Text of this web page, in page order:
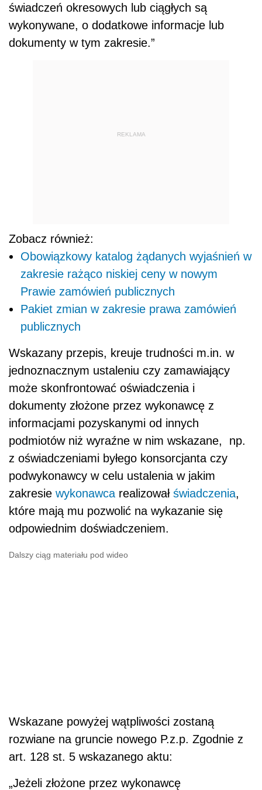
świadczeń okresowych lub ciągłych są
wykonywane, o dodatkowe informacje lub
dokumenty w tym zakresie.”
REKLAMA
Zobacz również:
Obowiązkowy katalog żądanych wyjaśnień w
zakresie rażąco niskiej ceny w nowym
Prawie zamówień publicznych
Pakiet zmian w zakresie prawa zamówień
publicznych
Wskazany przepis, kreuje trudności m.in. w
jednoznacznym ustaleniu czy zamawiający
może skonfrontować oświadczenia i
dokumenty złożone przez wykonawcę z
informacjami pozyskanymi od innych
podmiotów niż wyraźne w nim wskazane, np.
z oświadczeniami byłego konsorcjanta czy
podwykonawcy w celu ustalenia w jakim
zakresie wykonawca realizował świadczenia,
które mają mu pozwolić na wykazanie się
odpowiednim doświadczeniem.
Dalszy ciąg materiału pod wideo
Wskazane powyżej wątpliwości zostaną
rozwiane na gruncie nowego P.z.p. Zgodnie z
art. 128 st. 5 wskazanego aktu:
„Jeżeli złożone przez wykonawcę